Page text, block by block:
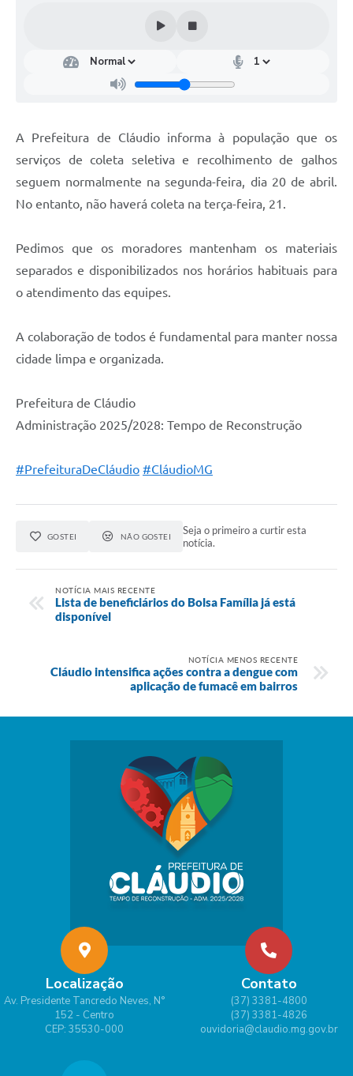
A Prefeitura de Cláudio informa à população que os
serviços de coleta seletiva e recolhimento de galhos
seguem normalmente na segunda-feira, dia 20 de abril.
No entanto, não haverá coleta na terça-feira, 21.
Pedimos que os moradores mantenham os materiais
separados e disponibilizados nos horários habituais para
o atendimento das equipes.
A colaboração de todos é fundamental para manter nossa
cidade limpa e organizada.
Prefeitura de Cláudio
Administração 2025/2028: Tempo de Reconstrução
#PrefeituraDeCláudio #CláudioMG
GOSTEI NÃO GOSTEI
Seja o primeiro a curtir esta
notícia.
NOTÍCIA MAIS RECENTE
Lista de beneficiários do Bolsa Família já está
disponível
NOTÍCIA MENOS RECENTE
Cláudio intensifica ações contra a dengue com
aplicação de fumacê em bairros
Localização
Av. Presidente Tancredo Neves, N°
152 - Centro
CEP: 35530-000
Contato
(37) 3381-4800
(37) 3381-4826
ouvidoria@claudio.mg.gov.br